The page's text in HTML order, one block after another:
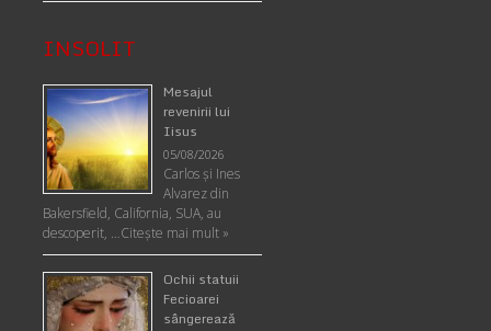
INSOLIT
Mesajul
revenirii lui
Iisus
05/08/2026
Carlos şi Ines
Alvarez din
Bakersfield, California, SUA, au
descoperit, …Citeşte mai mult »
Ochii statuii
Fecioarei
sângerează